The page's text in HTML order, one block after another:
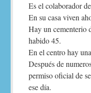
Es el colaborador
En su casa viven
Hay un cementerio
habido 45.
En el centro hay
Después de
permiso oficial de
ese día.